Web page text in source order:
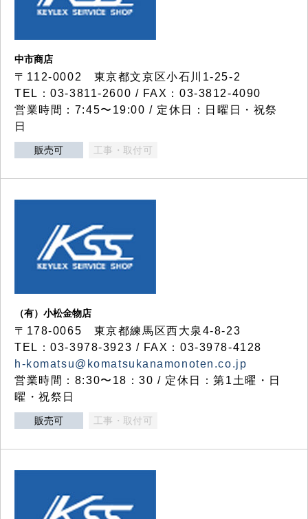
中市商店
〒112-0002 東京都文京区小石川1-25-2
TEL：03-3811-2600 / FAX：03-3812-4090
営業時間：7:45〜19:00 / 定休日：日曜日・祝祭
日
販売可 工事・取付可
（有）小松金物店
〒178-0065 東京都練馬区西大泉4-8-23
TEL：03-3978-3923 / FAX：03-3978-4128
h-komatsu@komatsukanamonoten.co.jp
営業時間：8:30〜18：30 / 定休日：第1土曜・日
曜・祝祭日
販売可 工事・取付可